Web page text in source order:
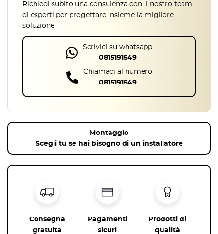
Richiedi subito una consulenza con il nostro team
di esperti per progettare insieme la migliore
soluzione
Scrivici su whatsapp
0815191549
Chiamaci al numero
0815191549
Montaggio
Scegli tu se hai bisogno di un installatore
Consegna
gratuita
Pagamenti
sicuri
Prodotti di
qualità